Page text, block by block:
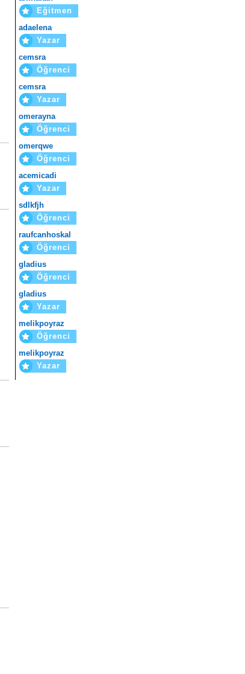
Eğitmen
adaelena
Yazar
cemsra
Öğrenci
cemsra
Yazar
omerayna
Öğrenci
omerqwe
Öğrenci
acemicadi
Yazar
sdlkfjh
Öğrenci
raufcanhoskal
Öğrenci
gladius
Öğrenci
gladius
Yazar
melikpoyraz
Öğrenci
melikpoyraz
Yazar